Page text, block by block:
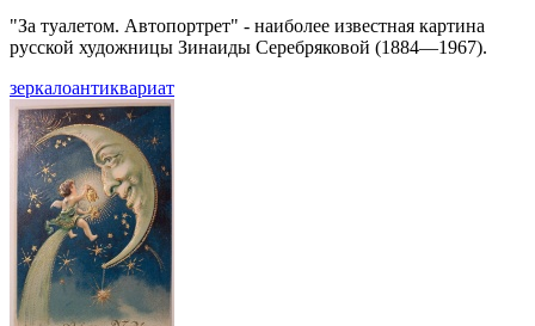
"За туалетом. Автопортрет" - наиболее известная картина
русской художницы Зинаиды Серебряковой (1884—1967).
зеркалоантиквариат